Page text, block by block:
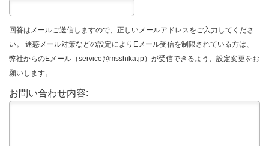
回答はメールご送信しますので、正しいメールアドレスをご入力してくださ
い。 迷惑メール対策などの設定によりEメール受信を制限されている方は、
弊社からのEメール（service@msshika.jp）が受信できるよう、設定変更をお
願いします。
お問い合わせ内容: